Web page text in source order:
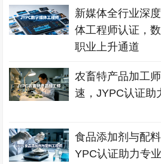
新媒体全行业深
体工程师认证，
职业上升通道
农畜特产品加工
速，JYPC认证助
食品添加剂与配
YPC认证助力专